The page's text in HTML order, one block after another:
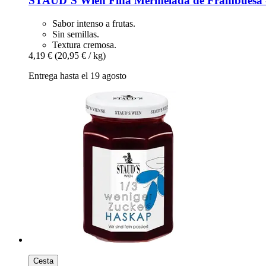
Sabor intenso a frutas.
Sin semillas.
Textura cremosa.
4,19 € (20,95 € / kg)
Entrega hasta el 19 agosto
Cesta